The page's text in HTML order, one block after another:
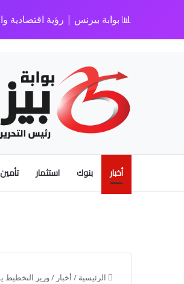
📊 بوابة بيزنس | رؤية اقتصادية
أخبار بنوك استثمار تأمين
الرئيسية / أخبار /وزير التخطيط يستعرض مشروع خطة